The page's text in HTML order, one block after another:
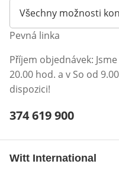
Všechny možnosti
Pevná linka
Příjem objednávek:
20.00 hod. a v So od
dispozici!
Telefonní číslo:
374 619 900
Witt International